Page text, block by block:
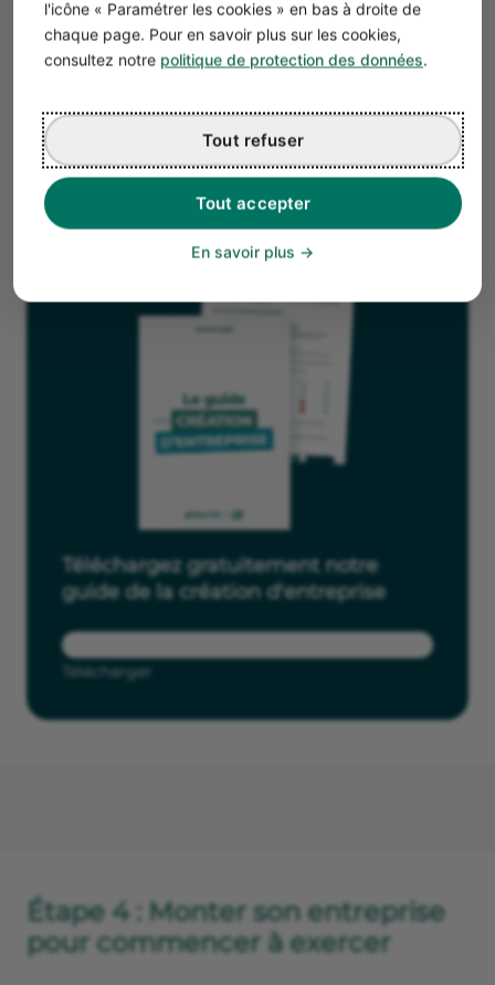
l'icône « Paramétrer les cookies » en bas à droite de
chaque page. Pour en savoir plus sur les cookies,
consultez notre politique de protection des données.
Tout accepter
Tout refuser
En savoir plus
Chiffre d’affaires plafonné à 83 600 € pour les
prestations de services.
Cotisations sociales calculées sur le chiffre
l’artisan facture le matériel.
Difficultés pour obtenir des prêts bancaires.
Téléchargez gratuitement notre
guide de la création d'entreprise
Télécharger
Étape 4 : Monter son entreprise
pour commencer à exercer